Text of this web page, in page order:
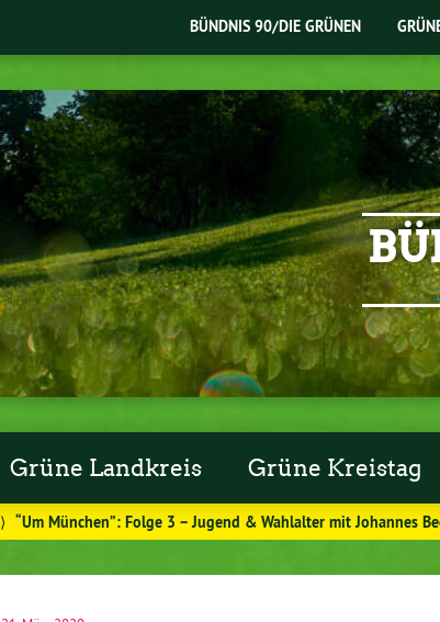
BÜNDNIS 90/DIE GRÜNEN
Grüne Landkreis Grüne Kreistag
⟩ “Um München”: Folge 3 – Jugend & Wahlalter mit Johannes